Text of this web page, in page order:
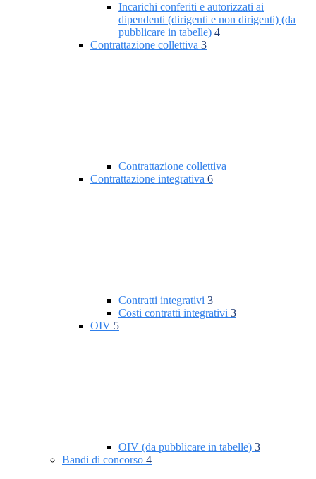
Incarichi conferiti e autorizzati ai
dipendenti (dirigenti e non dirigenti) (da
pubblicare in tabelle) 4
Contrattazione collettiva 3
Contrattazione collettiva
Contrattazione integrativa 6
Contratti integrativi 3
Costi contratti integrativi 3
OIV 5
OIV (da pubblicare in tabelle) 3
Bandi di concorso 4